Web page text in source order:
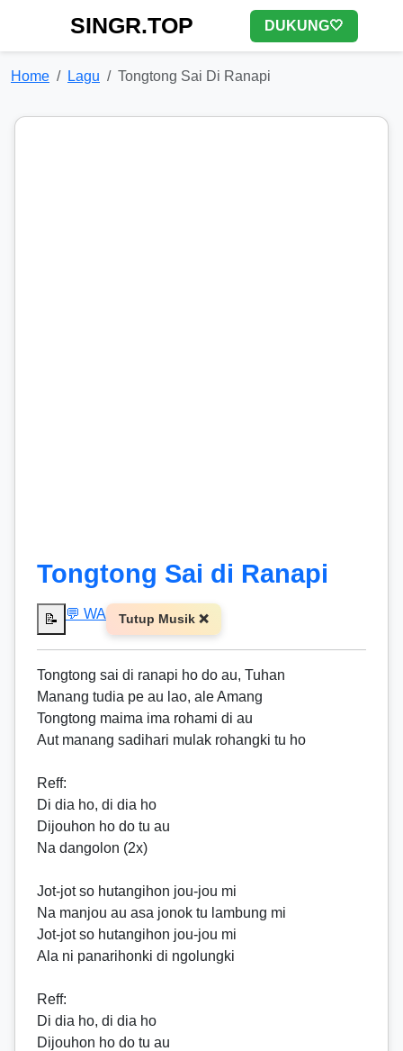
SINGR.TOP DUKUNG🤍
Home Lagu Tongtong Sai Di Ranapi
Tongtong Sai di Ranapi
📝 💬 WA Tutup Musik ❌
Tongtong sai di ranapi ho do au, Tuhan
Manang tudia pe au lao, ale Amang
Tongtong maima ima rohami di au
Aut manang sadihari mulak rohangki tu ho
Reff:
Di dia ho, di dia ho
Dijouhon ho do tu au
Na dangolon (2x)
Jot-jot so hutangihon jou-jou mi
Na manjou au asa jonok tu lambung mi
Jot-jot so hutangihon jou-jou mi
Ala ni panarihonki di ngolungki
Reff:
Di dia ho, di dia ho
Dijouhon ho do tu au